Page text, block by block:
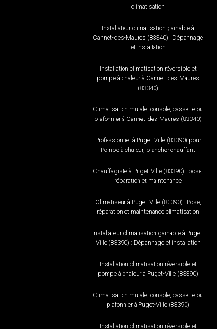
climatisation
Installateur climatisation gainable à
Cannet-des-Maures (83340) : Dépannage
et installation
Installation climatisation réversible et
pompe à chaleur à Cannet-des-Maures
(83340)
Climatisation murale, console, cassette ou
plafonnier à Cannet-des-Maures (83340)
Professionnel à Puget-Ville (83390) pour
Pompe à chaleur, plancher chauffant
Chauffagiste à Puget-Ville (83390) : pose,
réparation et maintenance
Climatiseur à Puget-Ville (83390) : Pose,
réparation et maintenance climatisation
Installateur climatisation gainable à Puget-
Ville (83390) : Dépannage et installation
Installation climatisation réversible et
pompe à chaleur à Puget-Ville (83390)
Climatisation murale, console, cassette ou
plafonnier à Puget-Ville (83390)
Installation climatisation réversible et